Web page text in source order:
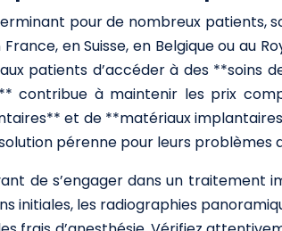
pour de nombreux patients,
en Suisse, en Belgique ou
patients d’accéder à des
contribue à maintenir les prix
et de **matériaux
pérenne pour leurs problèmes
de s’engager dans un
initiales, les radiographies